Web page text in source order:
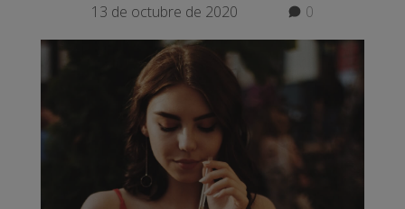
13 de octubre de 2020 0